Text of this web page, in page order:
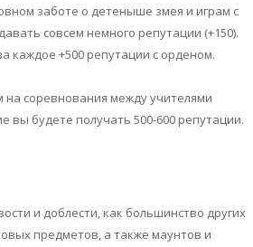
заботе о детеныше змея и играм с
совсем немного репутации (+150).
каждое +500 репутации с орденом.
соревнования между учителями
вы будете получать 500-600 репутации.
и доблести, как большинство других
предметов, а также маунтов и